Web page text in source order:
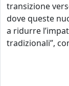
transizione
dove queste
a ridurre
tradizionali”,